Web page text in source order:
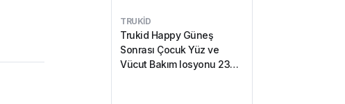
TRUKID
Trukid Happy Güneş
Sonrası Çocuk Yüz ve
Vücut Bakım losyonu 236.5